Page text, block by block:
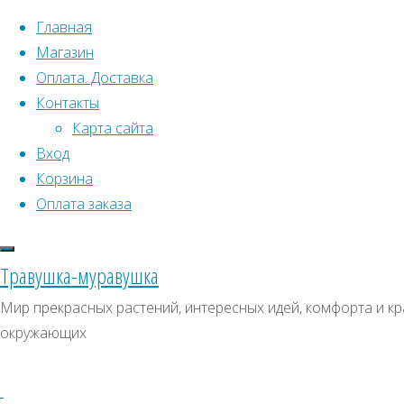
Перейти к содержимому
Главная
Магазин
Оплата. Доставка
Контакты
Карта сайта
Вход
Корзина
Оплата заказа
Травушка-муравушка
Мир прекрасных растений, интересных идей, комфорта и
окружающих
Что искать:
Поиск
КЦ126
КЦ126
Искать:
СКИДКИ, АКЦИИ
Категории магазина